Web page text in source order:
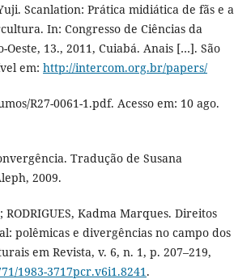
Scanlation: Prática midiática de fãs e a
In: Congresso de Ciências da
Oeste, 13., 2011, Cuiabá. Anais […]. São
em: http://intercom.org.br/papers/
R27-0061-1.pdf. Acesso em: 10 ago.
Tradução de Susana
2009.
Kadma Marques. Direitos
polêmicas e divergências no campo dos
em Revista, v. 6, n. 1, p. 207–219,
1983-3717pcr.v6i1.8241 .